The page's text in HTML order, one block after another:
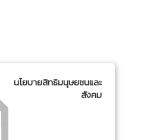
นโยบายสิทธิมนุษยชนและ
สังคม